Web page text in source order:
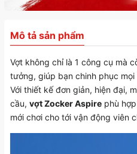
Mô tả sản phẩm
Vợt không chỉ là 1 công cụ mà
tưởng, giúp bạn chinh phục
Với thiết kế đơn giản, hiện đại,
cầu, vợt Zocker Aspire phù
mới chơi cho tới vận động viên